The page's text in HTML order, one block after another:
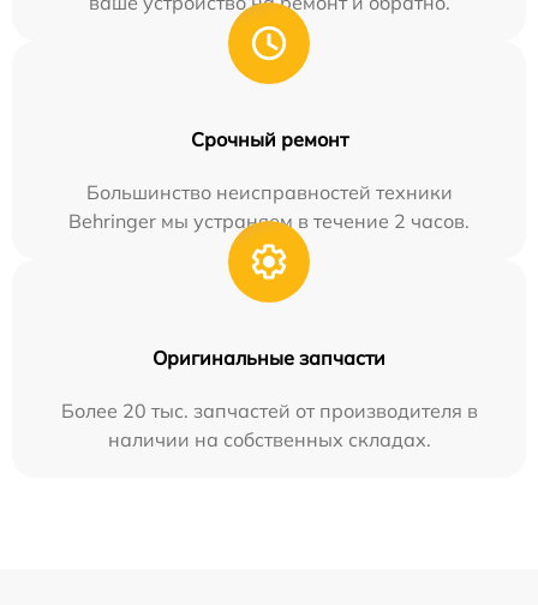
Срочный ремонт
Большинство неисправностей техники
Behringer мы устраняем в течение 2 часов.
Оригинальные запчасти
Более 20 тыс. запчастей от производителя в
наличии на собственных складах.